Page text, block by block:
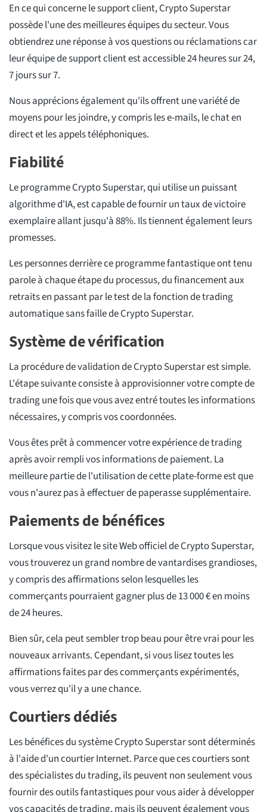
En ce qui concerne le support client, Crypto Superstar
possède l'une des meilleures équipes du secteur. Vous
obtiendrez une réponse à vos questions ou réclamations car
leur équipe de support client est accessible 24 heures sur 24,
7 jours sur 7.
Nous apprécions également qu'ils offrent une variété de
moyens pour les joindre, y compris les e-mails, le chat en
direct et les appels téléphoniques.
Fiabilité
Le programme Crypto Superstar, qui utilise un puissant
algorithme d'IA, est capable de fournir un taux de victoire
exemplaire allant jusqu'à 88%. Ils tiennent également leurs
promesses.
Les personnes derrière ce programme fantastique ont tenu
parole à chaque étape du processus, du financement aux
retraits en passant par le test de la fonction de trading
automatique sans faille de Crypto Superstar.
Système de vérification
La procédure de validation de Crypto Superstar est simple.
L'étape suivante consiste à approvisionner votre compte de
trading une fois que vous avez entré toutes les informations
nécessaires, y compris vos coordonnées.
Vous êtes prêt à commencer votre expérience de trading
après avoir rempli vos informations de paiement. La
meilleure partie de l'utilisation de cette plate-forme est que
vous n'aurez pas à effectuer de paperasse supplémentaire.
Paiements de bénéfices
Lorsque vous visitez le site Web officiel de Crypto Superstar,
vous trouverez un grand nombre de vantardises grandioses,
y compris des affirmations selon lesquelles les
commerçants pourraient gagner plus de 13 000 € en moins
de 24 heures.
Bien sûr, cela peut sembler trop beau pour être vrai pour les
nouveaux arrivants. Cependant, si vous lisez toutes les
affirmations faites par des commerçants expérimentés,
vous verrez qu'il y a une chance.
Courtiers dédiés
Les bénéfices du système Crypto Superstar sont déterminés
à l'aide d'un courtier Internet. Parce que ces courtiers sont
des spécialistes du trading, ils peuvent non seulement vous
fournir des outils fantastiques pour vous aider à développer
vos capacités de trading, mais ils peuvent également vous